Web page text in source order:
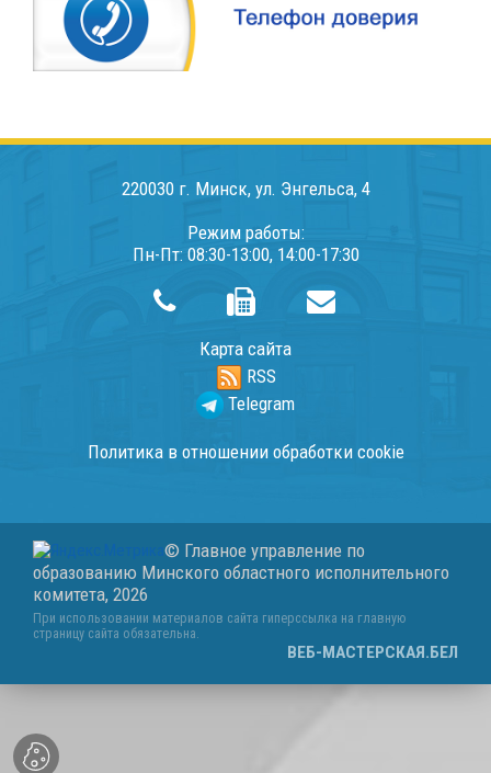
220030 г. Минск, ул. Энгельса, 4
Режим работы:
Пн-Пт: 08:30-13:00, 14:00-17:30
Карта сайта
RSS
Telegram
Политика в отношении обработки cookie
© Главное управление по
образованию Минского областного исполнительного
комитета, 2026
При использовании материалов сайта гиперссылка на главную
страницу сайта обязательна.
ВЕБ-МАСТЕРСКАЯ.БЕЛ